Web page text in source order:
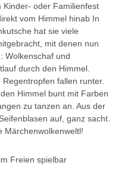
Kinder- oder Familienfest
vom Himmel hinab In
hat sie viele
mit denen nun
Wolkenschaf und
durch den Himmel.
fallen runter.
Himmel bunt mit Farben
zu tanzen an. Aus der
auf, ganz sacht.
Märchenwolkenweltl!
Freien spielbar